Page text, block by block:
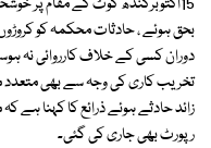
بحق ہوئے ، حادثات محکمہ کو
دوران کسی کے خلاف کارروائی نہ
زائد حادثے ہوئے ذرائع کا کہنا
رپورٹ بھی جاری کی گئی۔